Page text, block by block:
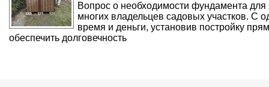
Вопрос о необходимости фундамента для
многих владельцев садовых участков. С
время и деньги, установив постройку
обеспечить долговечность